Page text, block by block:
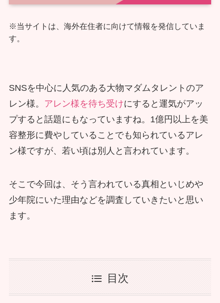
※当サイトは、海外在住者に向けて情報を発信していま
す。
SNSを中心に人気のある大物マダムタレントのア
レン様。 アレン様を待ち受けにすると運気がアッ
プすると話題にもなっていますね。1億円以上を美
容整形に費やしていることでも知られているアレ
ン様ですが、若い頃は別人と言われています。
そこで今回は、そう言われている真相といじめや
少年院にいた理由などを調査していきたいと思い
ます。
目次